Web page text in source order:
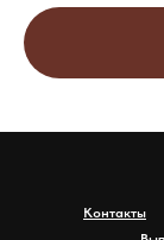
Контакты